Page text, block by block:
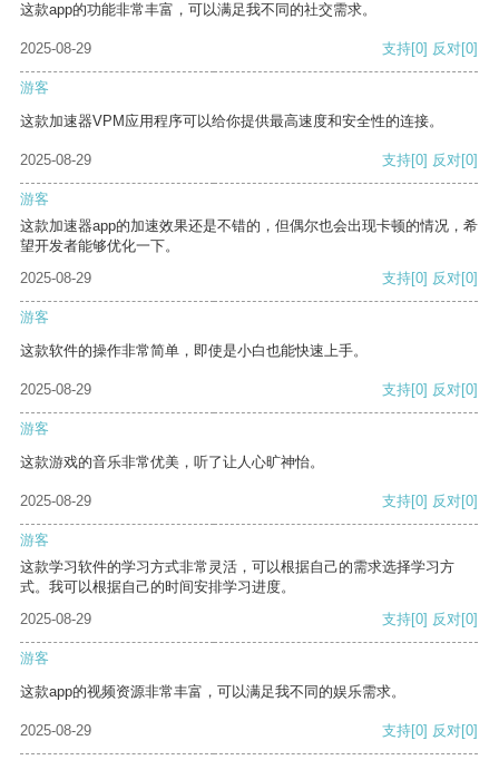
这款app的功能非常丰富，可以满足我不同的社交需求。
2025-08-29 支持[0] 反对[0]
游客
这款加速器VPM应用程序可以给你提供最高速度和安全性的连接。
2025-08-29 支持[0] 反对[0]
游客
这款加速器app的加速效果还是不错的，但偶尔也会出现卡顿的情况，希
望开发者能够优化一下。
2025-08-29
支持[0] 反对[0]
游客
这款软件的操作非常简单，即使是小白也能快速上手。
2025-08-29 支持[0] 反对[0]
游客
这款游戏的音乐非常优美，听了让人心旷神怡。
2025-08-29 支持[0] 反对[0]
游客
这款学习软件的学习方式非常灵活，可以根据自己的需求选择学习方
式。我可以根据自己的时间安排学习进度。
2025-08-29
支持[0] 反对[0]
游客
这款app的视频资源非常丰富，可以满足我不同的娱乐需求。
2025-08-29 支持[0] 反对[0]